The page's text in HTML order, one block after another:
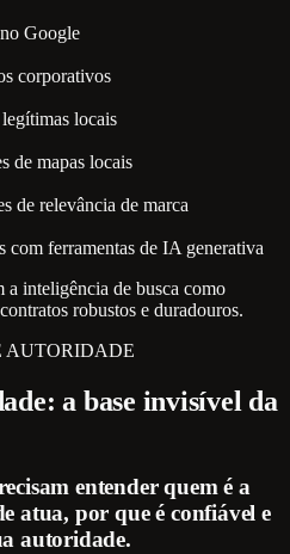
Google
corporativos
locais
de mapas locais
de relevância de marca
com ferramentas de IA generativa
a inteligência de busca como
robustos e duradouros.
AUTORIDADE
a base invisível da
entender quem é a
atua, por que é confiável e
autoridade.